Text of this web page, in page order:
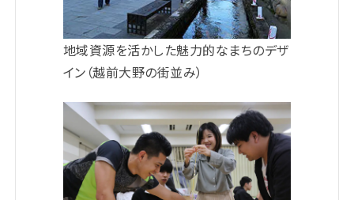
地域資源を活かした魅力的なまちのデザ
イン（越前大野の街並み）